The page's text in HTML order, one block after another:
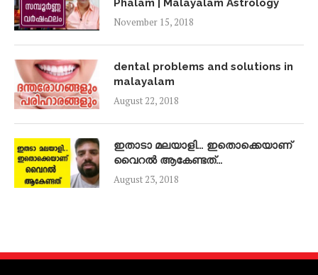
Phalam | Malayalam Astrology
November 15, 2018
dental problems and solutions in
malayalam
August 22, 2018
ഇതാടാ മലയാളി… ഇതൊക്കെയാണ്
വൈറൽ ആകേണ്ടത്…
August 23, 2018